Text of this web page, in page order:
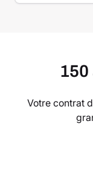
Votre contrat